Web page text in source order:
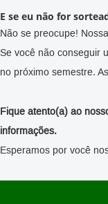
E se eu não for
Não se preocupe!
Se você não conseguir
no próximo semestre.
Fique atento(a) ao
informações.
Esperamos por você